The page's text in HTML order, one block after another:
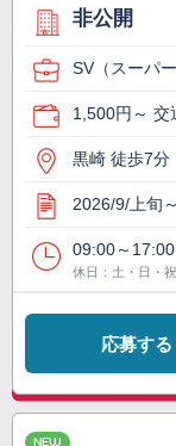
非公開
SV（スーパ
1,500円～ 交
黒崎 徒歩7分
2026/9/上旬～
09:00～17:00
休日：土・日・祝
応募する
NEW